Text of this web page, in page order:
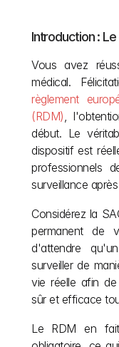
Introduction :
Vous avez
médical.
règlement
(RDM),
début. Le
dispositif est
professionnels
surveillance
Considérez la
permanent de
d'attendre
surveiller de
vie réelle afin
sûr et efficace
Le RDM en